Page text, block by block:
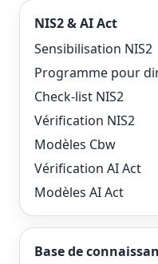
NIS2 & AI Act
Sensibilisation NIS2
Programme pour
Check-list NIS2
Vérification NIS2
Modèles Cbw
Vérification AI Act
Modèles AI Act
Base de